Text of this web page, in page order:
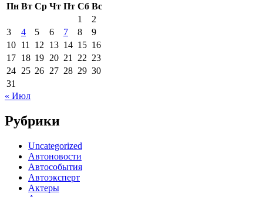
Пн Вт Ср Чт Пт Сб Вс
1
2
3
4 5 6 7 8
9
10 11 12 13 14 15 16
17 18 19 20 21 22 23
24 25 26 27 28 29 30
31
« Июл
Рубрики
Uncategorized
Автоновости
Автособытия
Автоэксперт
Актеры